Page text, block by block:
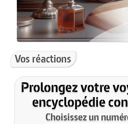
Vos réactions
Prolongez votre
encyclopédie
Choisissez un